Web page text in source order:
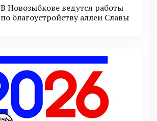
В Новозыбкове ведутся работы
по благоустройству аллеи Славы